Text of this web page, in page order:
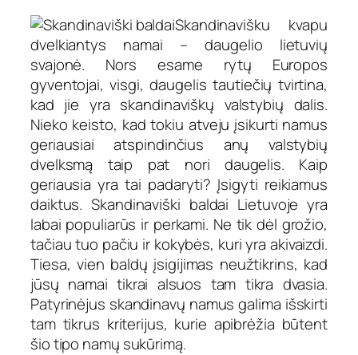
Skandinavišku kvapu
dvelkiantys namai – daugelio lietuvių
svajonė. Nors esame rytų Europos
gyventojai, visgi, daugelis tautiečių tvirtina,
kad jie yra skandinaviškų valstybių dalis.
Nieko keisto, kad tokiu atveju įsikurti namus
geriausiai atspindinčius anų valstybių
dvelksmą taip pat nori daugelis. Kaip
geriausia yra tai padaryti? Įsigyti reikiamus
daiktus. Skandinaviški baldai Lietuvoje yra
labai populiarūs ir perkami. Ne tik dėl grožio,
tačiau tuo pačiu ir kokybės, kuri yra akivaizdi.
Tiesa, vien baldų įsigijimas neužtikrins, kad
jūsų namai tikrai alsuos tam tikra dvasia.
Patyrinėjus skandinavų namus galima išskirti
tam tikrus kriterijus, kurie apibrėžia būtent
šio tipo namų sukūrimą.